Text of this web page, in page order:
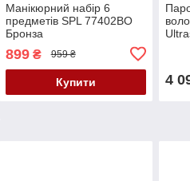
Манікюрний набір 6
предметів SPL 77402BO
Бронза
899₴ 959 ₴
Купити 4